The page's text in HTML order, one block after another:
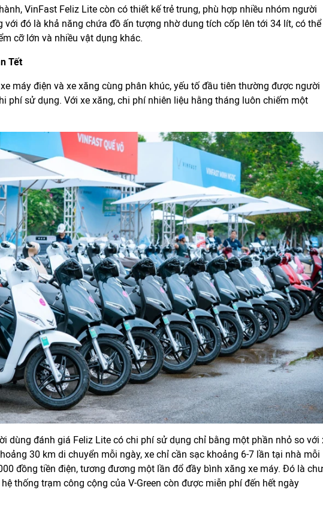
VinFast Feliz Lite còn có thiết kế trẻ trung, phù hợp nhiều nhóm người
với đó là khả năng chứa đồ ấn tượng nhờ dung tích cốp lên tới 34 lít, có thể
cỡ lớn và nhiều vật dụng khác.
Tết
máy điện và xe xăng cùng phân khúc, yếu tố đầu tiên thường được người
phí sử dụng. Với xe xăng, chi phí nhiên liệu hằng tháng luôn chiếm một
dùng đánh giá Feliz Lite có chi phí sử dụng chỉ bằng một phần nhỏ so với
30 km di chuyển mỗi ngày, xe chỉ cần sạc khoảng 6-7 lần tại nhà mỗi
đồng tiền điện, tương đương một lần đổ đầy bình xăng xe máy. Đó là
thống trạm công cộng của V-Green còn được miễn phí đến hết ngày